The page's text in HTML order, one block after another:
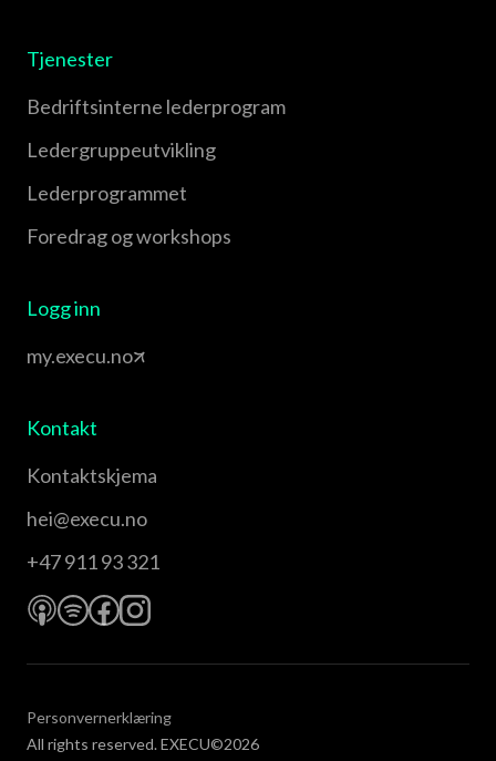
Tjenester
Bedriftsinterne lederprogram
Leder­gruppe­utvikling
Leder­programmet
Foredrag og workshops
Logg inn
my.execu.no
Kontakt
Kontaktskjema
hei@execu.no
+47 911 93 321
All rights reserved. EXECU©2026
Personvernerklæring